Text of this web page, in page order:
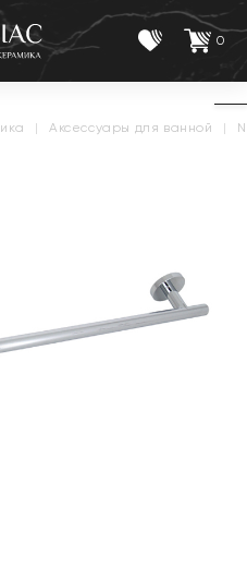
0
| аксессуары для ванной |